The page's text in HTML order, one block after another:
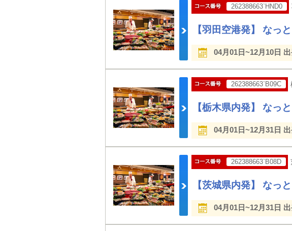
262388663`HND0
【羽田空港発】 なっ
04月01日~12月10日
262388663`B09C
【栃木県内発】 なっ
04月01日~12月31日
262388663`B08D
【茨城県内発】 なっ
04月01日~12月31日